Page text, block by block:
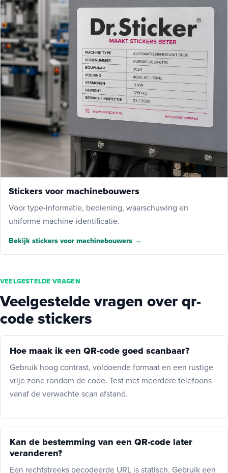
Stickers voor machinebouwers
Voor type-informatie, bediening, waarschuwing en
uniforme machine-identificatie.
Bekijk stickers voor machinebouwers →
VEELGESTELDE VRAGEN
Veelgestelde vragen over qr-
code stickers
Hoe maak ik een QR-code goed scanbaar?
Gebruik hoog contrast, voldoende formaat en een rustige
vrije zone rondom de code. Test met meerdere telefoons
vanaf de verwachte scan afstand.
Kan de bestemming van een QR-code later
veranderen?
Een rechtstreeks gecodeerde URL is statisch. Gebruik een